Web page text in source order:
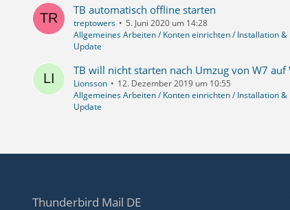
TB automatisch offline starten
treptowers
5. Juni 2020 um 14:28
Allgemeines Arbeiten / Konten einrichten / Installation &
Update
Lionsson
12. Dezember 2019 um 10:55
Allgemeines Arbeiten / Konten einrichten / Installation &
Update
Thunderbird Mail DE